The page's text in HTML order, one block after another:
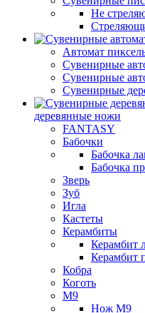
Не
Автомат
Сувенирные
Сувенирные
Сувенирные
деревянные ножи
FANTASY
Бабочки
Бабочка
Бабочка
Зверь
Зуб
Игла
Кастеты
Керамбиты
Керамбит
Керамбит
Кобра
Коготь
М9
Нож М9